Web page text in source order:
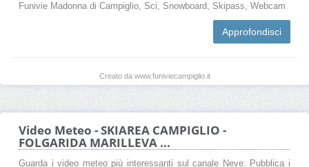
Funivie Madonna di Campiglio, Sci, Snowboard, Skipass, Webcam
Approfondisci
Creato da www.funiviecampiglio.it
Video Meteo - SKIAREA CAMPIGLIO -
FOLGARIDA MARILLEVA ...
Guarda i video meteo più interessanti sul canale Neve. Pubblica i